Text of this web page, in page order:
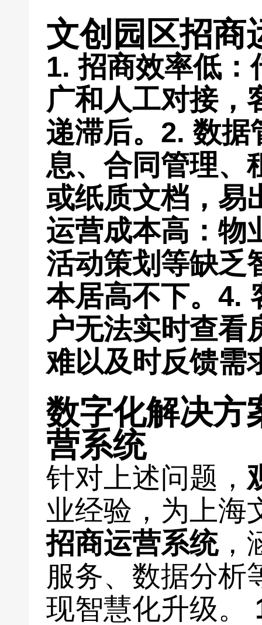
文创园区招商
1.招商效率低：
广和人工对接，
递滞后。 2.数据
息、合同管理、
或纸质文档，易
运营成本高 ：
活动策划等缺乏
本居高不下。 4.
户无法实时查看
难以及时反馈需
数字化解决方
营系统
针对上述问题，
业经验，为上海
招商运营系统，
服务、数据分析
现智慧化升级。